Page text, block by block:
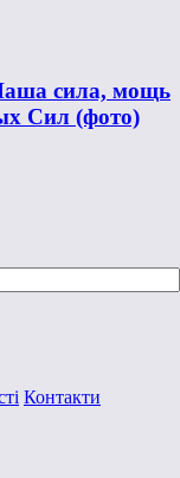
сила, мощь
Сил (фото)
Контакти